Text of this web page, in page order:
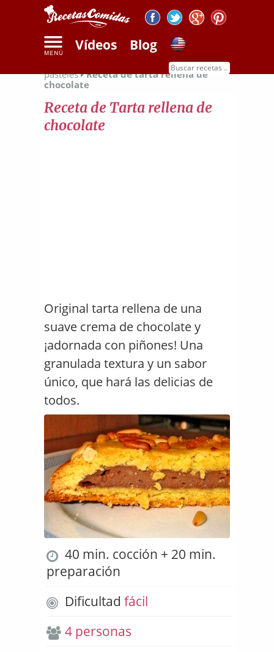
Vídeos Blog
Recetas de
pasteles
Receta de tarta rellena de
chocolate
Receta de Tarta rellena de
chocolate
Original tarta rellena de una
suave crema de chocolate y
¡adornada con piñones! Una
granulada textura y un sabor
único, que hará las delicias de
todos.
40 min. cocción + 20 min.
preparación
Dificultad fácil
4 personas